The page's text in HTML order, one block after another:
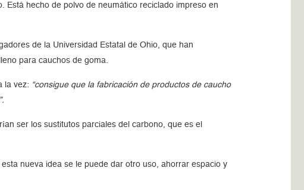
Está hecho de polvo de neumático reciclado impreso en
de la Universidad Estatal de Ohio, que han
para cauchos de goma.
la vez: “consigue que la fabricación de productos de caucho
ser los sustitutos parciales del carbono, que es el
nueva idea se le puede dar otro uso, ahorrar espacio y